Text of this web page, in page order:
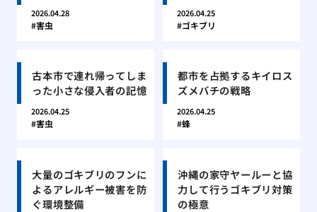
2026.04.28
害虫
2026.04.25
ゴキブリ
古本市で連れ帰ってしま
った小さな侵入者の記憶
2026.04.25
害虫
都市を占拠するキイロス
ズメバチの戦略
2026.04.25
蜂
大量のゴキブリのフンに
よるアレルギー被害を防
ぐ環境整備
沖縄の家守ヤールーと協
力して行うゴキブリ対策
の極意